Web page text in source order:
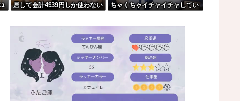
…ﾋｭｯ」→結果・・・
い(ﾆﾁｯ」←これ
子には負けるわ」←ワイらにはブッ刺さりまくってし...
ｭ
居して会計4939円しか使わない
コレどっちが悪いん
や？？？？？？
ちゃくちゃイチャイチャしてい